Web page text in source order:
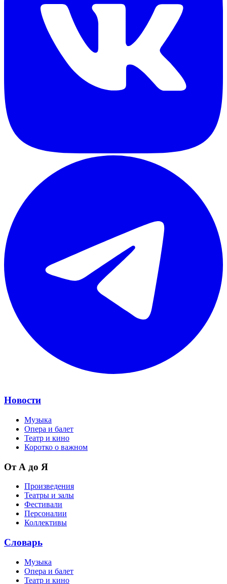
Новости
Музыка
Опера и балет
Театр и кино
Коротко о важном
От А до Я
Произведения
Театры и залы
Фестивали
Персоналии
Коллективы
Словарь
Музыка
Опера и балет
Театр и кино